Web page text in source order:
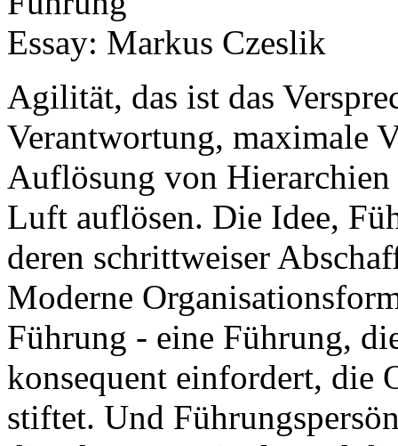
Essay: Markus Czeslik
Agilität, das ist das
Verantwortung, maximale
Auflösung von
Luft auflösen. Die Idee,
deren schrittweiser
Moderne
Führung - eine Führung,
konsequent einfordert, die
stiftet. Und